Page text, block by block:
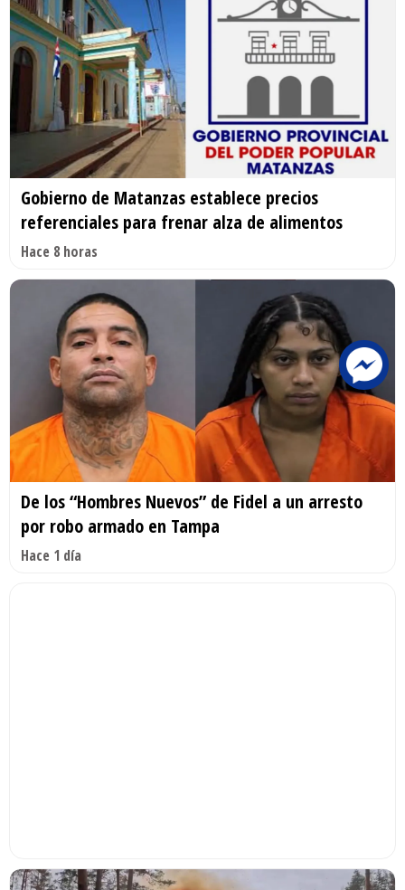
Gobierno de Matanzas establece precios
referenciales para frenar alza de alimentos
Hace 8 horas
De los “Hombres Nuevos” de Fidel a un arresto
por robo armado en Tampa
Hace 1 día